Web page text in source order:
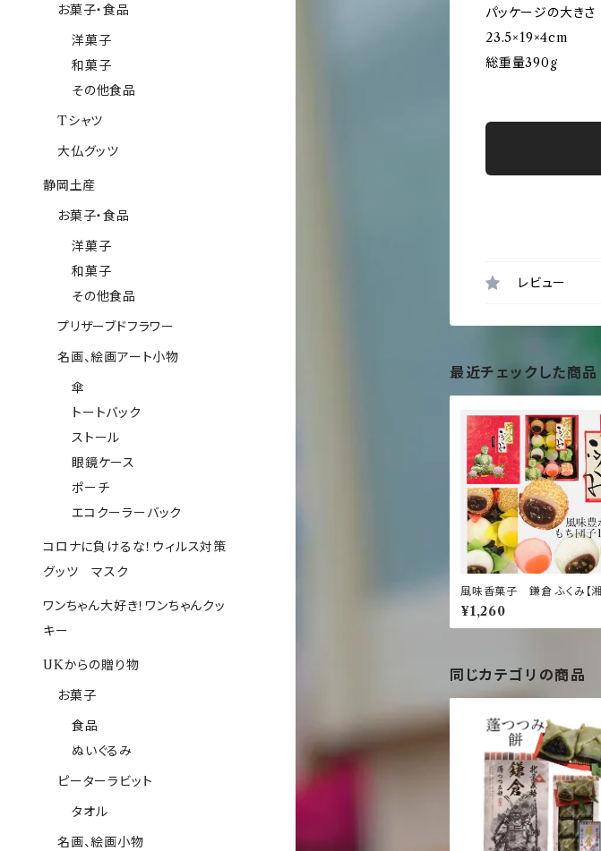
パッケージの大きさ
23.5×19×4cm
総重量390g
レビュー
最近チェックした商品
風味香菓子 鎌倉 ふくみ【湘
【江の島】【大仏】【お土産】【
お餅 ごま 栗 柚子 梅 あんこ
¥1,260
同じカテゴリの商品
お菓子・食品
洋菓子
和菓子
その他食品
Tシャツ
大仏グッツ
静岡土産
お菓子・食品
洋菓子
和菓子
その他食品
プリザーブドフラワー
名画、絵画アート小物
傘
トートバック
ストール
眼鏡ケース
ポーチ
エコクーラーバック
コロナに負けるな！ウィルス対策
グッツ マスク
ワンちゃん大好き！ワンちゃんクッ
キー
UKからの贈り物
お菓子
食品
ぬいぐるみ
ピーターラビット
タオル
名画、絵画小物